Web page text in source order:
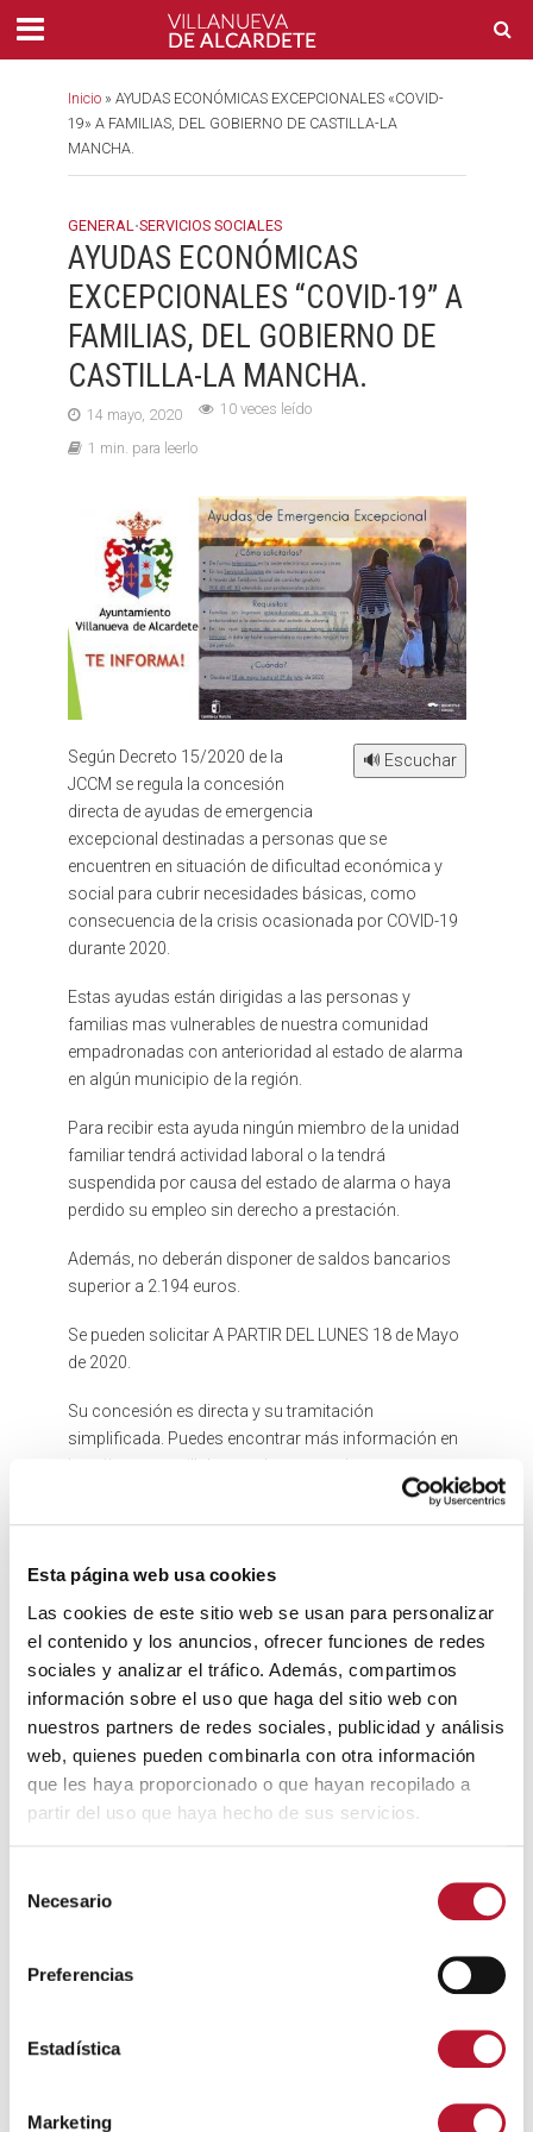
Esta página web usa cookies
Las cookies de este sitio web se usan para personalizar
el contenido y los anuncios, ofrecer funciones de redes
sociales y analizar el tráfico. Además, compartimos
información sobre el uso que haga del sitio web con
nuestros partners de redes sociales, publicidad y análisis
web, quienes pueden combinarla con otra información
que les haya proporcionado o que hayan recopilado a
partir del uso que haya hecho de sus servicios.
Necesario
Preferencias
Estadística
Marketing
Inicio» AYUDAS ECONÓMICAS EXCEPCIONALES «COVID-
19» A FAMILIAS, DEL GOBIERNO DE CASTILLA-LA
MANCHA.
GENERAL•SERVICIOS SOCIALES
AYUDAS ECONÓMICAS
EXCEPCIONALES “COVID-19” A
FAMILIAS, DEL GOBIERNO DE
CASTILLA-LA MANCHA.
14 mayo, 2020 10 veces leído
1 min. para leerlo
🔊 Escuchar
Según Decreto 15/2020 de la
JCCM se regula la concesión
directa de ayudas de emergencia
excepcional destinadas a personas que se
encuentren en situación de dificultad económica y
social para cubrir necesidades básicas, como
consecuencia de la crisis ocasionada por COVID-19
durante 2020.
Estas ayudas están dirigidas a las personas y
familias mas vulnerables de nuestra comunidad
empadronadas con anterioridad al estado de alarma
en algún municipio de la región.
Para recibir esta ayuda ningún miembro de la unidad
familiar tendrá actividad laboral o la tendrá
suspendida por causa del estado de alarma o haya
perdido su empleo sin derecho a prestación.
Además, no deberán disponer de saldos bancarios
superior a 2.194 euros.
Se pueden solicitar A PARTIR DEL LUNES 18 de Mayo
de 2020.
Su concesión es directa y su tramitación
simplificada. Puedes encontrar más información en
http://www.castillalamancha.es
, en el correo
electrónico viceconsejeria.sypsociales@jccm.es o
de forma presencial en los servicios sociales.
Si te encuentras en esta situación desde los servicios
trataremos de ayudarte.
Quizás te interese
GENERAL
¡Comenzamos nuestras Fiestas 2026 con una de
31 julio, 2026